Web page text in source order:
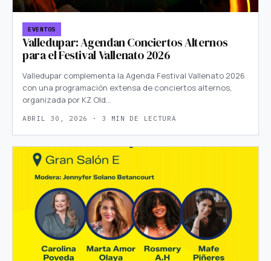
EVENTOS
Valledupar: Agendan Conciertos Alternos
para el Festival Vallenato 2026
Valledupar complementa la Agenda Festival Vallenato 2026
con una programación extensa de conciertos alternos,
organizada por KZ Old…
ABRIL 30, 2026 · 3 MIN DE LECTURA